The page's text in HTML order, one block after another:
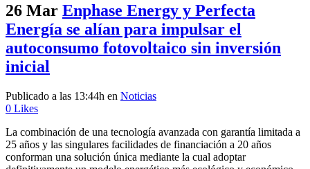
26 Mar Enphase Energy y Perfecta
Energía se alían para impulsar el
autoconsumo fotovoltaico sin inversión
inicial
Publicado a las 13:44h en Noticias
0 Likes
La combinación de una tecnología avanzada con garantía limitada a
25 años y las singulares facilidades de financiación a 20 años
conforman una solución única mediante la cual adoptar